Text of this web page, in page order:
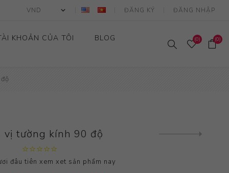
ĐĂNG KÝ ĐĂNG NHẬP
KHOẢN CỦA TÔI BLOG (0) (0)
vị tường kính 90 độ
đâu tiên xem xet sản phẩm nay